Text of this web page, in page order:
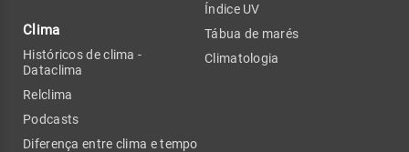
Clima
Históricos de clima -
Dataclima
Relclima
Podcasts
Diferença entre clima e tempo
Índice UV
Tábua de marés
Climatologia